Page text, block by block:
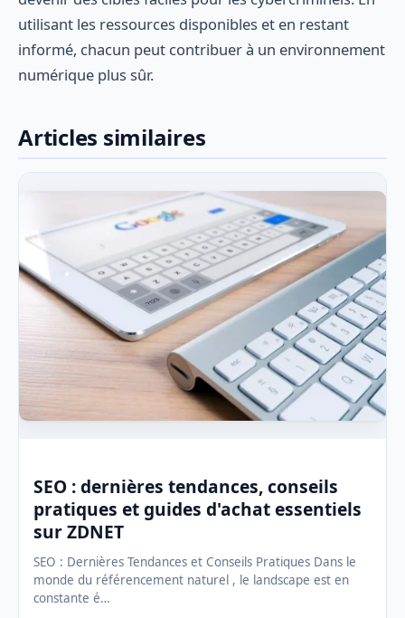
utilisant les ressources disponibles et en restant
informé, chacun peut contribuer à un environnement
numérique plus sûr.
Articles similaires
SEO : dernières tendances, conseils
pratiques et guides d'achat essentiels
sur ZDNET
SEO : Dernières Tendances et Conseils Pratiques Dans le
monde du référencement naturel , le landscape est en
constante é…